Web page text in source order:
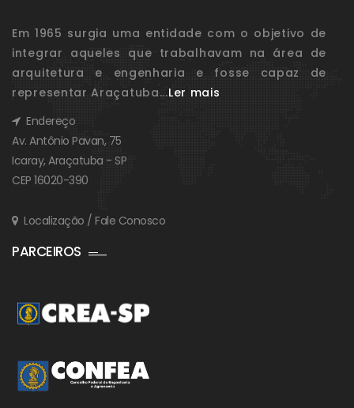
Em 1965 surgia uma entidade com o objetivo de
integrar aqueles que trabalhavam na área de
arquitetura e engenharia e fosse capaz de
representar Araçatuba...Ler mais
Endereço
Av. Antônio Pavan, 75
Icaray, Araçatuba - SP
CEP 16020-390
Localização / Fale Conosco
PARCEIROS